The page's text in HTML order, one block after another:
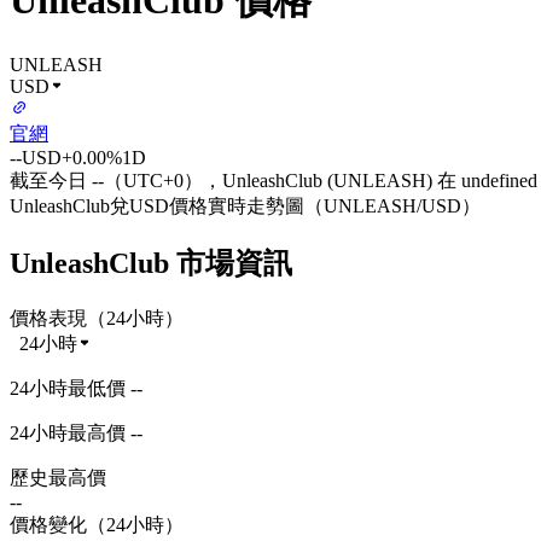
UNLEASH
USD
官網
--USD+0.00%1D
截至今日 --（UTC+0），UnleashClub (UNLEASH) 在 undefined
UnleashClub兌USD價格實時走勢圖（UNLEASH/USD）
UnleashClub 市場資訊
價格表現（24小時）
24小時
24小時最低價 --
24小時最高價 --
歷史最高價
--
價格變化（24小時）